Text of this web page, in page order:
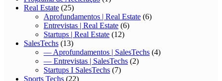
Real Estate (25)
Aprofundamentos | Real Estate (6)
Entrevistas | Real Estate (6)
Startups | Real Estate (12)
SalesTechs (13)
— Aprofundamentos | SalesTechs (4)
— Entrevistas | SalesTechs (2)
Startups I SalesTechs (7)
Sports Techs (22)